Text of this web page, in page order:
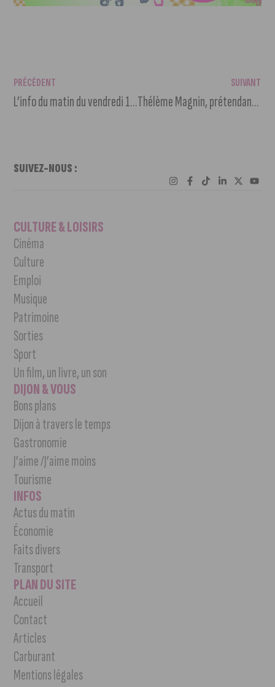
PRÉCÉDENT
L’info du matin du vendredi 10 septembre 2021
SUIVANT
Thélème Magnin, prétendante au titre de Miss Bourgogne 2021
SUIVEZ-NOUS :
CULTURE & LOISIRS
Cinéma
Culture
Emploi
Musique
Patrimoine
Sorties
Sport
Un film, un livre, un son
DIJON & VOUS
Bons plans
Dijon à travers le temps
Gastronomie
J’aime /J’aime moins
Tourisme
INFOS
Actus du matin
Économie
Faits divers
Transport
PLAN DU SITE
Accueil
Contact
Articles
Carburant
Mentions légales